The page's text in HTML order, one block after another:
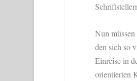
Nun
den sich so
Einreise in
orientierten